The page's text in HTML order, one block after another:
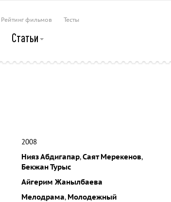
Рейтинг фильмов Тесты
Статьи
2008
Нияз Абдигапар,Саят Мерекенов,
Бекжан Турыс
Айгерим Жанылбаева
Мелодрама, Молодежный